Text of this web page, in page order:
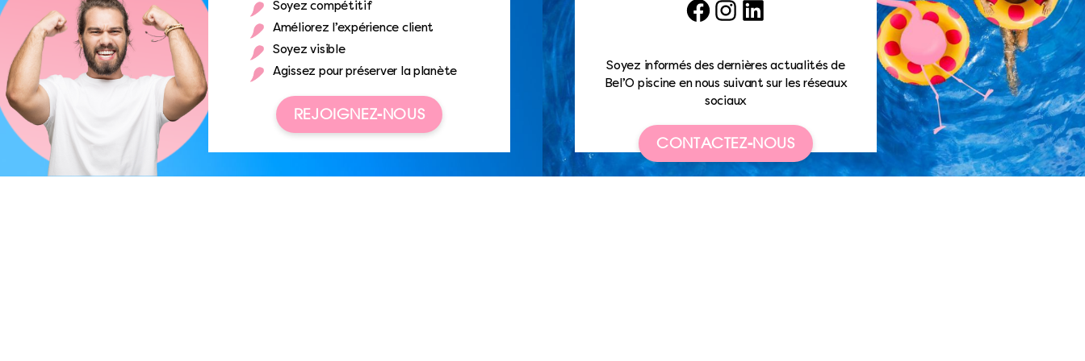
Soyez compétitif
Améliorez l’expérience client
Soyez visible
Agissez pour préserver la planète
REJOIGNEZ-NOUS
FacebookInstagramLinkedIn
Soyez informés des dernières actualités de
Bel’O piscine en nous suivant sur les réseaux
sociaux
CONTACTEZ-NOUS